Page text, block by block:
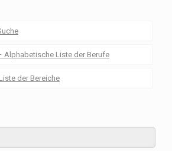
Alphabetische Liste der Berufe
der Bereiche